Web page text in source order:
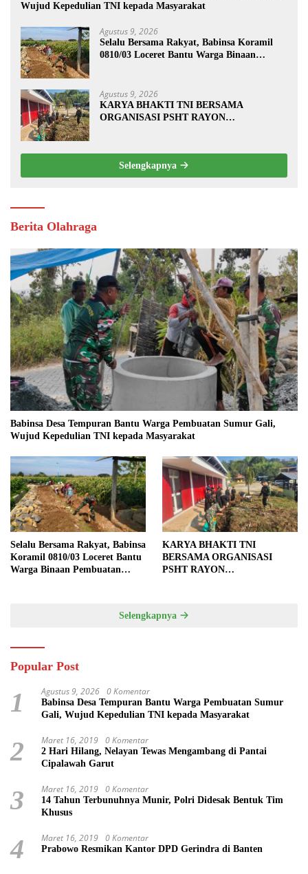
Wujud Kepedulian TNI kepada Masyarakat
Agustus 9, 2026
Selalu Bersama Rakyat, Babinsa Koramil
0810/03 Loceret Bantu Warga Binaan
Agustus 9, 2026
KARYA BHAKTI TNI BERSAMA
ORGANISASI PSHT RAYON
KEMANUNGGALAN TNI-RAKYAT
Selengkapnya
Berita Olahraga
Babinsa Desa Tempuran Bantu Warga Pembuatan Sumur Gali,
Wujud Kepedulian TNI kepada Masyarakat
Selalu Bersama Rakyat, Babinsa
Koramil 0810/03 Loceret Bantu
Warga Binaan Pembuatan
KARYA BHAKTI TNI
BERSAMA ORGANISASI
PSHT RAYON
KEMANUNGGALAN TNI-
Selengkapnya
Popular Post
1 Agustus 9, 2026 0 Komentar
Babinsa Desa Tempuran Bantu Warga Pembuatan Sumur
Gali, Wujud Kepedulian TNI kepada Masyarakat
2 Maret 16, 2019 0 Komentar
2 Hari Hilang, Nelayan Tewas Mengambang di Pantai
Cipalawah Garut
3 Maret 16, 2019 0 Komentar
14 Tahun Terbunuhnya Munir, Polri Didesak Bentuk Tim
Khusus
4 Maret 16, 2019 0 Komentar
Prabowo Resmikan Kantor DPD Gerindra di Banten